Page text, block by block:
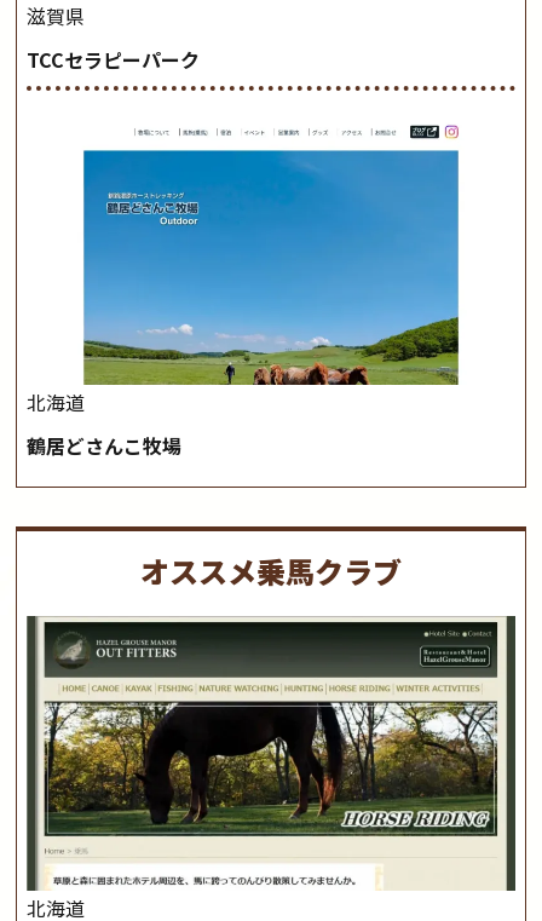
滋賀県
TCCセラピーパーク
北海道
鶴居どさんこ牧場
オススメ乗馬クラブ
北海道